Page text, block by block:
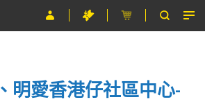
明愛香港仔社區中心-